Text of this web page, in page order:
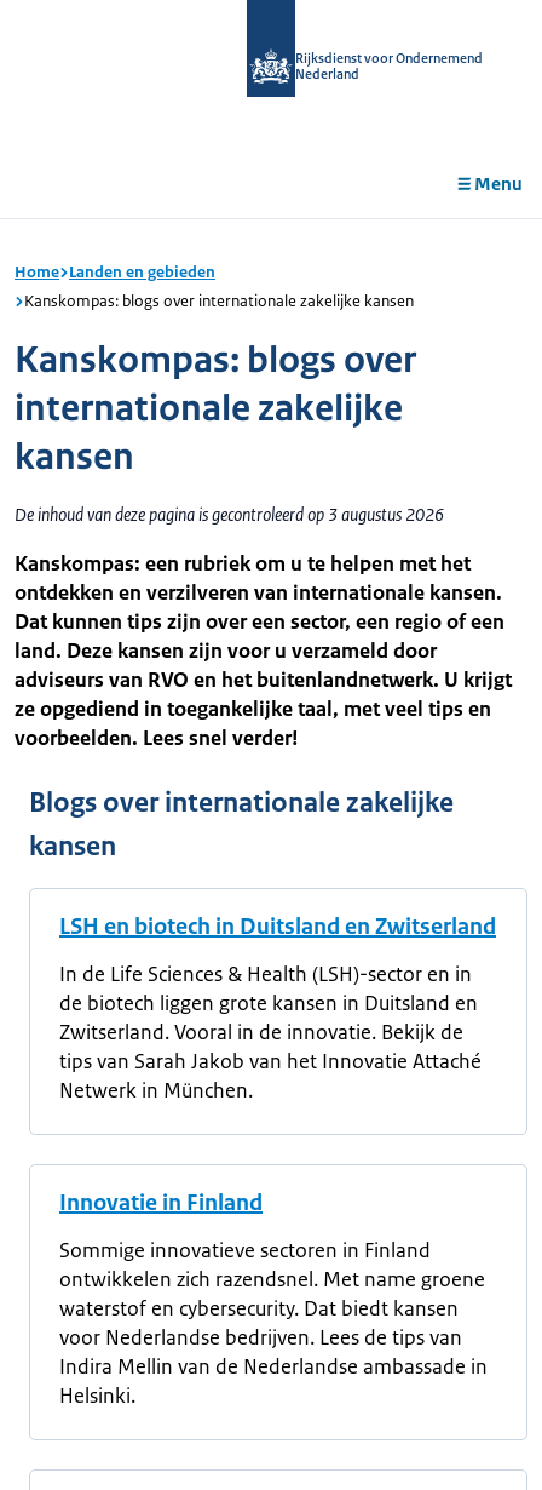
Rijksdienst voor Ondernemend
Nederland
Menu
Home Landen en gebieden
Kanskompas: blogs over internationale zakelijke kansen
Kanskompas: blogs over
internationale zakelijke
kansen
De inhoud van deze pagina is gecontroleerd op 3 augustus 2026
Kanskompas: een rubriek om u te helpen met het
ontdekken en verzilveren van internationale kansen.
Dat kunnen tips zijn over een sector, een regio of een
land. Deze kansen zijn voor u verzameld door
adviseurs van RVO en het buitenlandnetwerk. U krijgt
ze opgediend in toegankelijke taal, met veel tips en
voorbeelden. Lees snel verder!
Blogs over internationale zakelijke
kansen
LSH en biotech in Duitsland en Zwitserland
In de Life Sciences & Health (LSH)-sector en in
de biotech liggen grote kansen in Duitsland en
Zwitserland. Vooral in de innovatie. Bekijk de
tips van Sarah Jakob van het Innovatie Attaché
Netwerk in München.
Innovatie in Finland
Sommige innovatieve sectoren in Finland
ontwikkelen zich razendsnel. Met name groene
waterstof en cybersecurity. Dat biedt kansen
voor Nederlandse bedrijven. Lees de tips van
Indira Mellin van de Nederlandse ambassade in
Helsinki.